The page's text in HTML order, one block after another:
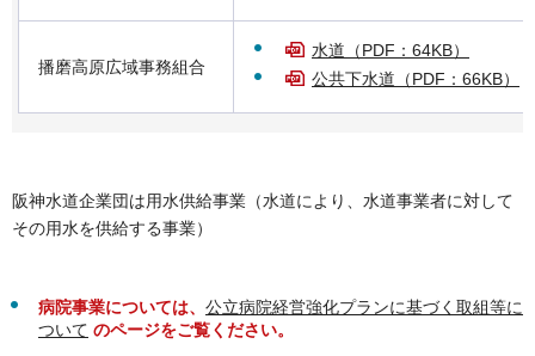
播磨高原広域事務組合
水道（PDF：64KB）
公共下水道（PDF：66KB）
阪神水道企業団は用水供給事業（水道により、水道事業者に対して
その用水を供給する事業）
病院事業については、 公立病院経営強化プランに基づく取組等に
ついて のページをご覧ください。